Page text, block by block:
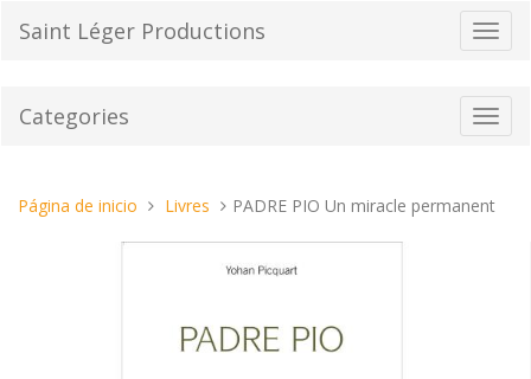
el
de
Saint Léger Productions
Categories
Estas
Página de inicio Livres PADRE PIO Un miracle permanent